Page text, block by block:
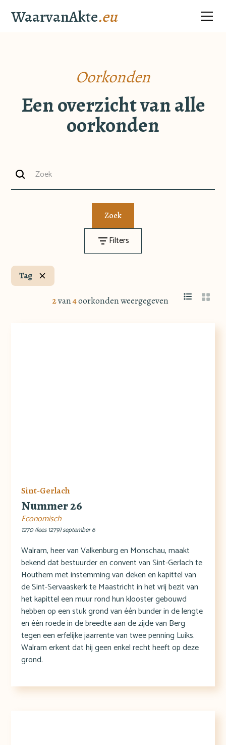
WaarvanAkte.eu
Oorkonden
Een overzicht van alle
oorkonden
Filters
Tag
2van4oorkonden weergegeven
Sint-Gerlach
Nummer 26
Economisch
1270 (lees 1279) september 6
Walram, heer van Valkenburg en Monschau, maakt
bekend dat bestuurder en convent van Sint-Gerlach te
Houthem met instemming van deken en kapittel van
de Sint-Servaaskerk te Maastricht in het vrij bezit van
het kapittel een muur rond hun klooster gebouwd
hebben op een stuk grond van één bunder in de lengte
en één roede in de breedte aan de zijde van Berg
tegen een erfelijke jaarrente van twee penning Luiks.
Walram erkent dat hij geen enkel recht heeft op deze
grond.